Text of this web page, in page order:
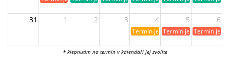
31 1 2 3 4 5 6
Termín je již rezervován
Termín je již obsazen
Termín je již
* klepnutím na termín v kalendáři jej zvolíte